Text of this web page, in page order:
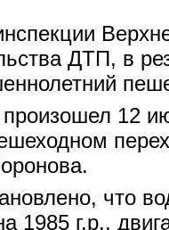
ДТП, в
12
что
1985 г.р.,